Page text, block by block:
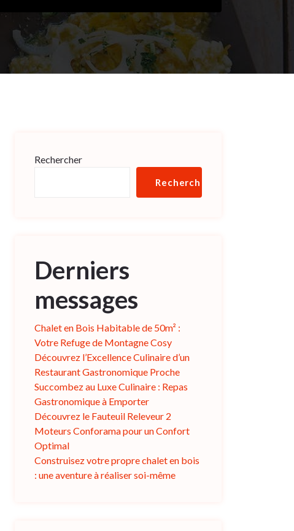
Rechercher
Rechercher
Derniers
messages
Chalet en Bois Habitable de 50m² :
Votre Refuge de Montagne Cosy
Découvrez l’Excellence Culinaire d’un
Restaurant Gastronomique Proche
Succombez au Luxe Culinaire : Repas
Gastronomique à Emporter
Découvrez le Fauteuil Releveur 2
Moteurs Conforama pour un Confort
Optimal
Construisez votre propre chalet en bois
: une aventure à réaliser soi-même